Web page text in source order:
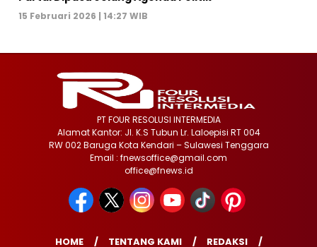
15 Februari 2026 | 14:27 WIB
PT FOUR RESOLUSI INTERMEDIA
Alamat Kantor: Jl. K.S Tubun Lr. Laloepisi RT 004
RW 002 Baruga Kota Kendari – Sulawesi Tenggara
Email : fnewsoffice@gmail.com
office@fnews.id
HOME TENTANG KAMI REDAKSI